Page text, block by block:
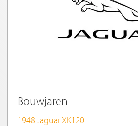
Bouwjaren
1948 Jaguar XK120